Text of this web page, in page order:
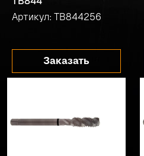
Артикул: TB844256
Заказать